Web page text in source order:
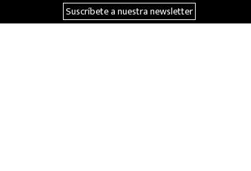
Suscríbete a nuestra newsletter